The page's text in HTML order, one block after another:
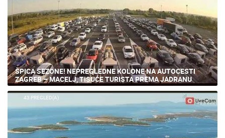
ZAGREB – MACELJ, TISUĆE TURISTA PREMA JADRANU
43 PREGLED(A)
ZAŠTO SVI OBOŽAVAJU HVAR? SPEKTAKULARNA
PANORAMA, PAKLINSKI OTOCI